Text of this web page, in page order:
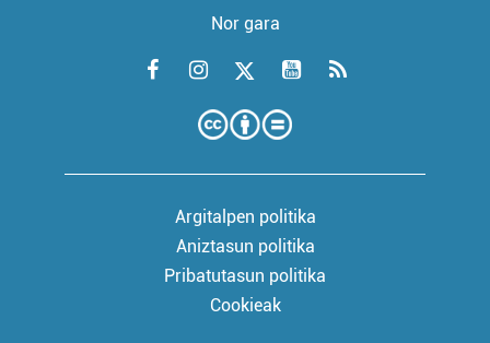
Nor gara
Argitalpen politika
Aniztasun politika
Pribatutasun politika
Cookieak